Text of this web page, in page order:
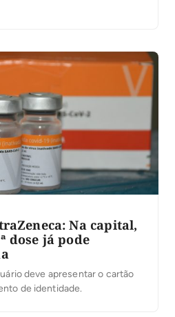
Na capital,
dose já pode
deve apresentar o cartão
de identidade.